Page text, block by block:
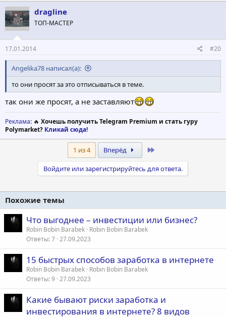
dragline
ТОП-МАСТЕР
17.01.2014 #20
Angelika78 написал(а):
то они просят за это отписываться в теме.
так они же просят, а не заставляют
Реклама: 🔥 Хочешь получить Telegram Premium и стать гуру
Polymarket? Кликай сюда!
1 из 4 Вперёд
Войдите или зарегистрируйтесь для ответа.
Похожие темы
Что выгоднее – инвестиции или бизнес?
Robin Bobin Barabek Robin Bobin Barabek
Ответы 7 27.09.2023
15 быстрых способов заработка в интернете
Robin Bobin Barabek Robin Bobin Barabek
Ответы 9 27.09.2023
Какие бывают риски заработка и
инвестирования в интернете? 8 видов